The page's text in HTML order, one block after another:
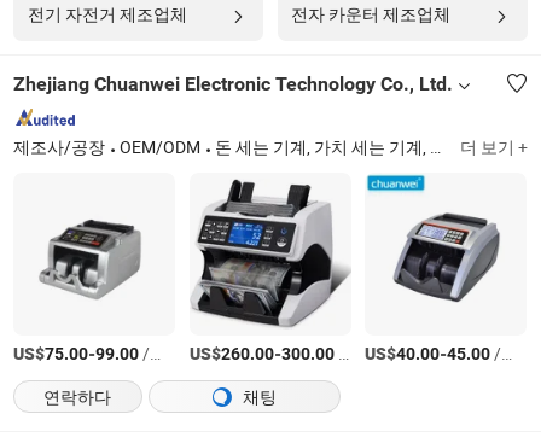
전기 자전거 제조업체 전자 카운터 제조업체
Zhejiang Chuanwei Electronic Technology Co., Ltd.
제조사/공장 OEM/ODM 돈 세는 기계, 가치 세는 기계, 통화 감지기 더 보기 +
US$75.00-99.00/상품 US$260.00-300.00/상품 US$40.00-45.00/상품
연락하다
채팅